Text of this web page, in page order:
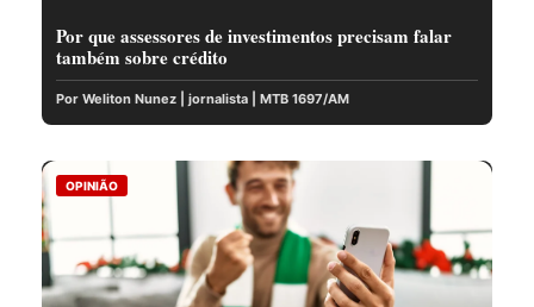
Por que assessores de investimentos precisam falar
também sobre crédito
Por Weliton Nunez | jornalista | MTB 1697/AM
OPINIÃO